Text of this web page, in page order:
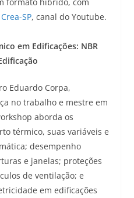
SP, canal do Youtube.
em Edificações: NBR
Eduardo Corpa,
no trabalho e mestre em
aborda os
térmico, suas variáveis e
desempenho
e janelas; proteções
de ventilação; e
em edificações